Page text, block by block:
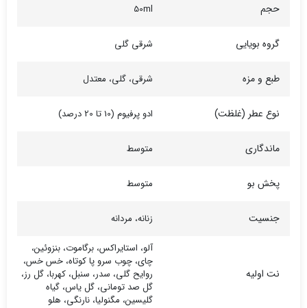
حجم 50ml
گروه بویایی شرقی گلی
طبع و مزه شرقی، گلی، معتدل
نوع عطر (غلظت) ادو پرفیوم (10 تا 20 درصد)
ماندگاری متوسط
پخش بو متوسط
جنسیت زنانه، مردانه
نت اولیه
آلو، استایراکس، برگاموت، بنزوئین،
چای، چوب سرو پا کوتاه، خس خس،
روایح گلی، سدر، سنبل، کهربا، گل رز،
گل صد تومانی، گل یاس، گیاه
گلیسین، مگنولیا، نارنگی، هلو